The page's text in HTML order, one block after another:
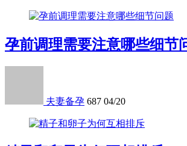
孕前调理需要注意哪些细节
夫妻备孕 687 04/20